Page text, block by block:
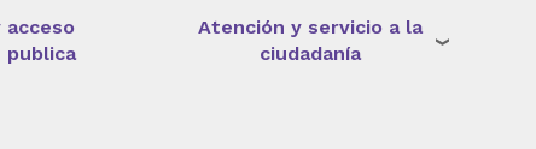
acceso
publica
Atención y servicio a la
ciudadanía